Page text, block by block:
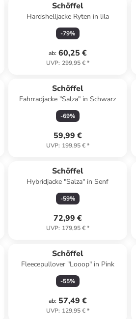
Schöffel
Hardshelljacke Ryten in lila
-79%
ab: 60,25 €
UVP: 299,95 €*
Schöffel
Fahrradjacke "Salza" in Schwarz
-69%
59,99 €
UVP: 199,95 €*
Schöffel
Hybridjacke "Salza" in Senf
-59%
72,99 €
UVP: 179,95 €*
Schöffel
Fleecepullover "Looop" in Pink
-55%
ab: 57,49 €
UVP: 129,95 €*